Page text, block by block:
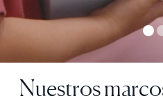
Nuestros